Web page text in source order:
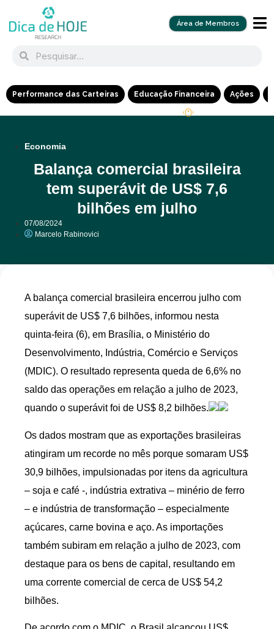
Área de Membros
Performance das Carteiras Educação Financeira Ações
Economia
Balança comercial brasileira
tem superávit de US$ 7,6
bilhões em julho
07/08/2024
Marcelo Rabinovici
A balança comercial brasileira encerrou julho com
superávit de US$ 7,6 bilhões, informou nesta
quinta-feira (6), em Brasília, o Ministério do
Desenvolvimento, Indústria, Comércio e Serviços
(MDIC). O resultado representa queda de 6,6% no
saldo das operações em relação a julho de 2023,
quando o superávit foi de US$ 8,2 bilhões.
Os dados mostram que as exportações brasileiras
atingiram um recorde no mês porque somaram US$
30,9 bilhões, impulsionadas por itens da agricultura
– soja e café -, indústria extrativa – minério de ferro
– e indústria de transformação – especialmente
açúcares, carne bovina e aço. As importações
também subiram em relação a julho de 2023, com
destaque para os bens de capital, resultando em
uma corrente comercial de cerca de US$ 54,2
bilhões.